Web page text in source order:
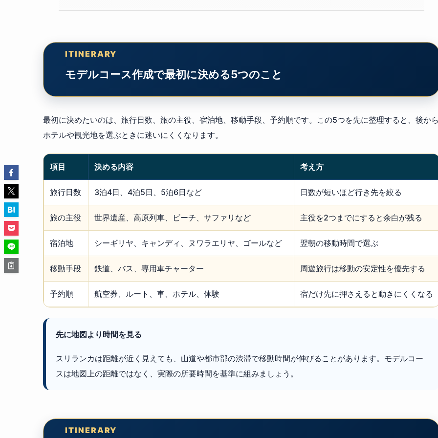
モデルコース作成で最初に決める5つのこと
最初に決めたいのは、旅行日数、旅の主役、宿泊地、移動手段、予約順です。この5つを先に整理すると、後か
ホテルや観光地を選ぶときに迷いにくくなります。
項目 決める内容 考え方
旅行日数 3泊4日、4泊5日、5泊6日など 日数が短いほど行き先を絞る
旅の主役 世界遺産、高原列車、ビーチ、サファリなど 主役を2つまでにすると余白が残る
宿泊地 シーギリヤ、キャンディ、ヌワラエリヤ、ゴールなど 翌朝の移動時間で選ぶ
移動手段 鉄道、バス、専用車チャーター 周遊旅行は移動の安定性を優先する
予約順 航空券、ルート、車、ホテル、体験 宿だけ先に押さえると動きにくくなる
先に地図より時間を見る
スリランカは距離が近く見えても、山道や都市部の渋滞で移動時間が伸びることがあります。モデルコー
スは地図上の距離ではなく、実際の所要時間を基準に組みましょう。